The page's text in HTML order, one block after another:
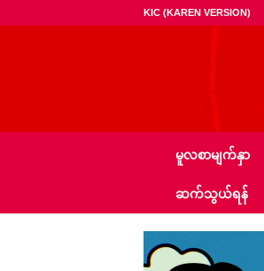
KIC (KAREN VERSION)
–
မူလစာမျက်နှာ
ဆက်သွယ်ရန်